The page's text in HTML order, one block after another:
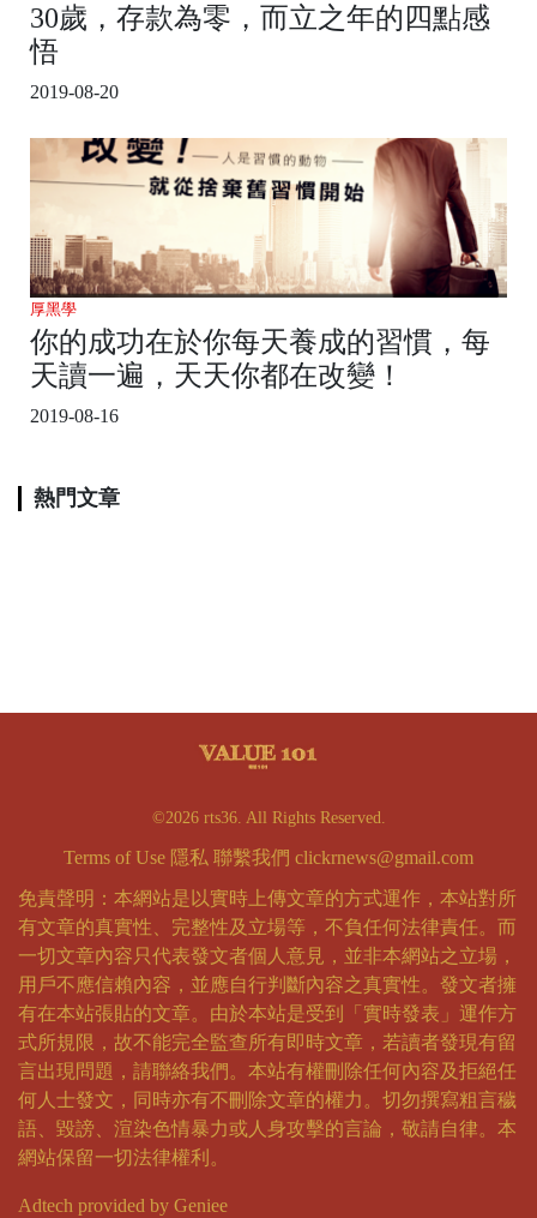
30歲，存款為零，而立之年的四點感
悟
2019-08-20
厚黑學
你的成功在於你每天養成的習慣，每
天讀一遍，天天你都在改變！
2019-08-16
熱門文章
©2026 rts36. All Rights Reserved.
Terms of Use 隱私 聯繫我們 clickrnews@gmail.com
免責聲明：本網站是以實時上傳文章的方式運作，本站對所
有文章的真實性、完整性及立場等，不負任何法律責任。而
一切文章內容只代表發文者個人意見，並非本網站之立場，
用戶不應信賴內容，並應自行判斷內容之真實性。發文者擁
有在本站張貼的文章。由於本站是受到「實時發表」運作方
式所規限，故不能完全監查所有即時文章，若讀者發現有留
言出現問題，請聯絡我們。本站有權刪除任何內容及拒絕任
何人士發文，同時亦有不刪除文章的權力。切勿撰寫粗言穢
語、毀謗、渲染色情暴力或人身攻擊的言論，敬請自律。本
網站保留一切法律權利。
Adtech provided by Geniee